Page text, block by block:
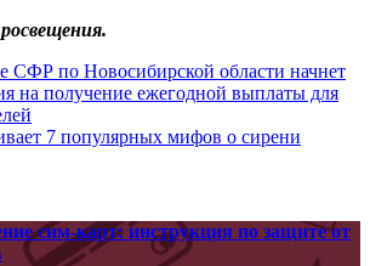
СФР по Новосибирской области начнет
на получение ежегодной выплаты для
7 популярных мифов о сирени
сим-карт: инструкция по защите от